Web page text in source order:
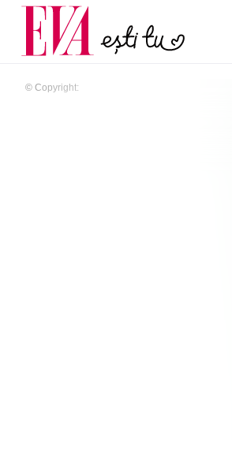
© Copyright:
Carieră
Actualitate